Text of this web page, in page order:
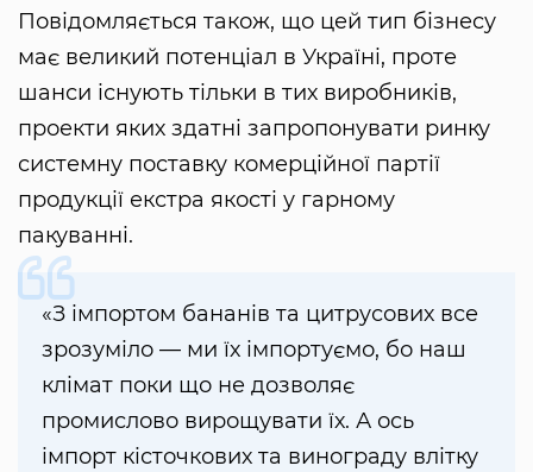
Повідомляється також, що цей тип бізнесу
має великий потенціал в Україні, проте
шанси існують тільки в тих виробників,
проекти яких здатні запропонувати ринку
системну поставку комерційної партії
продукції екстра якості у гарному
пакуванні.
«З імпортом бананів та цитрусових все
зрозуміло — ми їх імпортуємо, бо наш
клімат поки що не дозволяє
промислово вирощувати їх. А ось
імпорт кісточкових та винограду влітку